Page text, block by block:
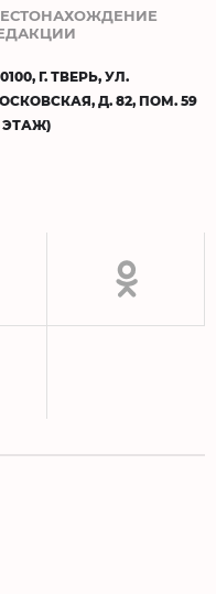
Г. ТВЕРЬ, УЛ.
Д. 82, ПОМ. 59
ЭТАЖ)